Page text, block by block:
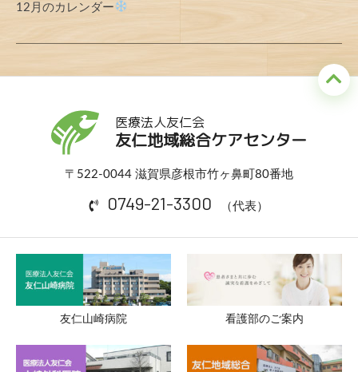
12月のカレンダー
医療法人友仁会
友仁地域総合ケアセンター
〒522-0044 滋賀県彦根市竹ヶ鼻町80番地
0749-21-3300 （代表）
友仁山崎病院 看護部のご案内